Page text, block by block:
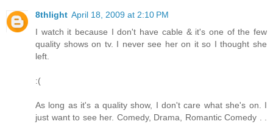
8thlight April 18, 2009 at 2:10 PM
I watch it because I don't have cable & it's one of the few
quality shows on tv. I never see her on it so I thought she
left.
:(
As long as it's a quality show, I don't care what she's on. I
just want to see her. Comedy, Drama, Romantic Comedy . .